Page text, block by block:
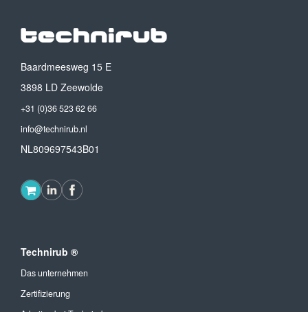
Baardmeesweg 15 E
3898 LD Zeewolde
+31 (0)36 523 62 66
info@technirub.nl
NL809697543B01
Technirub ®
Das unternehmen
Zertifizierung